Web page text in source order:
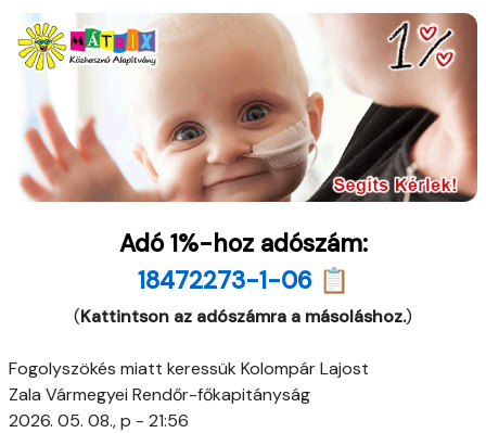
Adó 1%-hoz adószám:
18472273-1-06 📋
(Kattintson az adószámra a másoláshoz.)
Fogolyszökés miatt keressük Kolompár Lajost
Zala Vármegyei Rendőr-főkapitányság
2026. 05. 08., p - 21:56